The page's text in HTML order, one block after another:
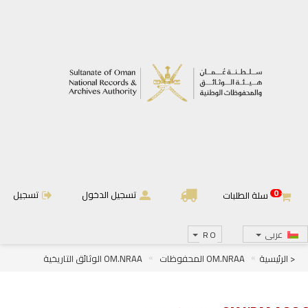
0 سلة الطلبات تسجيل الدخول تسجيل
عربى RO
< الرئيسية OM.NRAA المحفوظات
OM.NRAA الوثائق التاريخية